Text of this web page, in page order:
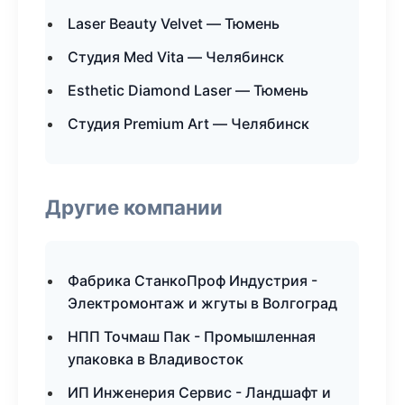
Laser Beauty Velvet — Тюмень
Студия Med Vita — Челябинск
Esthetic Diamond Laser — Тюмень
Студия Premium Art — Челябинск
Другие компании
Фабрика СтанкоПроф Индустрия -
Электромонтаж и жгуты в Волгоград
НПП Точмаш Пак - Промышленная
упаковка в Владивосток
ИП Инженерия Сервис - Ландшафт и